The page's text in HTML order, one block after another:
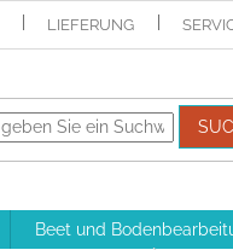
LIEFERUNG
Beet und